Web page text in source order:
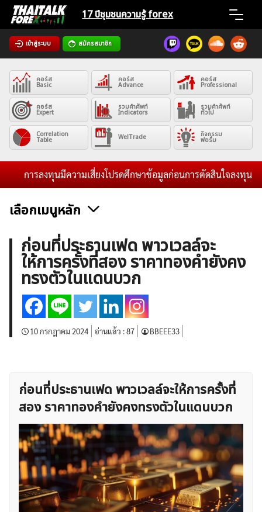
Skip
content
17 ปีชุมชนความรู้ forex
เข้าสู่ระบบ สมัครสมาชิก
Home
News
Articles
VPS Register
ค้นหา
สำหรับ:
คอร์ส
Basic
คอร์ส
Advance
คอร์ส
Professional
คอร์ส
Expert
รวมคำศัพท์
Indicators
รวมคำศัพท์
ทั่วไป
Correlation
Table WelTrade กิจกรรม
ฟอรั่ม
การลงทุนมีความเสี่ยงโปรดศึกษาข้อมูลก่อนการตัดสินใจลงทุน และ
เลือกเมนูหลัก
ข่าวฟอเร็กซ์และสกุลเงิน คริปโตเคอร์เรนซี
ฟรีซิกแนล รายวัน
บทวิเคราะห์
เศรษฐกิจทั่วไป ดัชนี-หุ้น
พันธบัตร
สินค้าโภคภัณฑ์
โบรกเกอร์ FX
กองทุน Forex
ฟรี EA
ก่อนที่ประธานเฟด พาวเวลล์จะ
ให้การครั้งที่สอง ราคาทองคำยังคง
ทรงตัวในแดนบวก
10 กรกฎาคม 2024 อ่านแล้ว :87 BBEEE33
ก่อนที่ประธานเฟด พาวเวลล์จะให้การครั้งที่
สอง ราคาทองคำยังคงทรงตัวในแดนบวก